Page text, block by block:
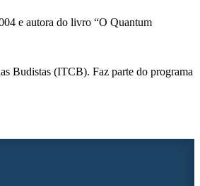
e autora do livro “O Quantum
Budistas (ITCB). Faz parte do programa